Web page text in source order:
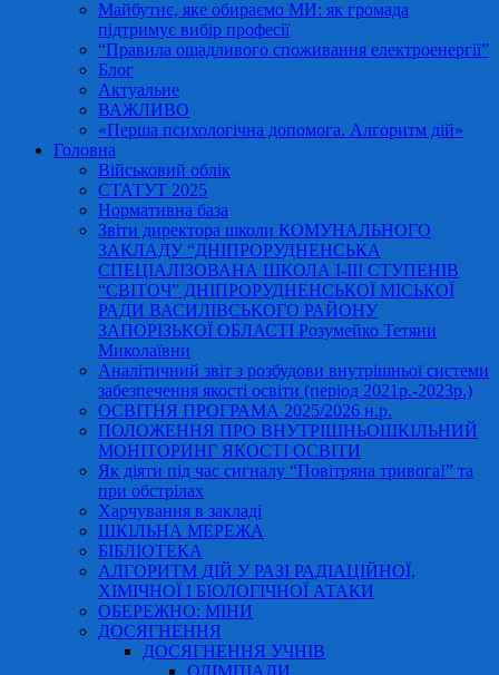
Майбутнє, яке обираємо МИ: як громада
підтримує вибір професії
“Правила ощадливого споживання електроенергії”
Блог
Актуальне
ВАЖЛИВО
«Перша психологічна допомога. Алгоритм дій»
Головна
Військовий облік
СТАТУТ 2025
Нормативна база
Звіти директора школи КОМУНАЛЬНОГО
ЗАКЛАДУ “ДНІПРОРУДНЕНСЬКА
СПЕЦІАЛІЗОВАНА ШКОЛА І-ІІІ СТУПЕНІВ
“СВІТОЧ” ДНІПРОРУДНЕНСЬКОЇ МІСЬКОЇ
РАДИ ВАСИЛІВСЬКОГО РАЙОНУ
ЗАПОРІЗЬКОЇ ОБЛАСТІ Розумейко Тетяни
Миколаївни
Аналітичний звіт з розбудови внутрішньої системи
забезпечення якості освіти (період 2021р.-2023р.)
ОСВІТНЯ ПРОГРАМА 2025/2026 н.р.
ПОЛОЖЕННЯ ПРО ВНУТРІШНЬОШКІЛЬНИЙ
МОНІТОРИНГ ЯКОСТІ ОСВІТИ
Як діяти під час сигналу “Повітряна тривога!” та
при обстрілах
Харчування в закладі
ШКІЛЬНА МЕРЕЖА
БІБЛІОТЕКА
АЛГОРИТМ ДІЙ У РАЗІ РАДІАЦІЙНОЇ,
ХІМІЧНОЇ І БІОЛОГІЧНОЇ АТАКИ
ОБЕРЕЖНО: МІНИ
ДОСЯГНЕННЯ
ДОСЯГНЕННЯ УЧНІВ
ОЛІМПІАДИ